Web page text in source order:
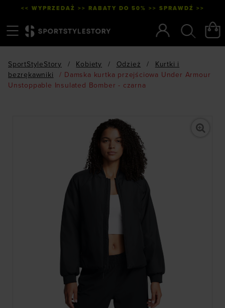
<< WYPRZEDAŻ >> RABATY DO 50% >> SPRAWDŹ >>
SportStyleStory / Kobiety / Odzież /
Kurtki i
bezrękawniki
/ Damska kurtka przejściowa Under Armour
Unstoppable Insulated Bomber - czarna